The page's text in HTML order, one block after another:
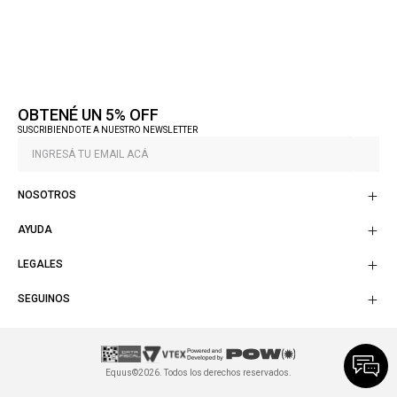
OBTENÉ UN 5% OFF
SUSCRIBIENDOTE A NUESTRO NEWSLETTER
NOSOTROS
AYUDA
LEGALES
SEGUINOS
Equus©2026. Todos los derechos reservados.